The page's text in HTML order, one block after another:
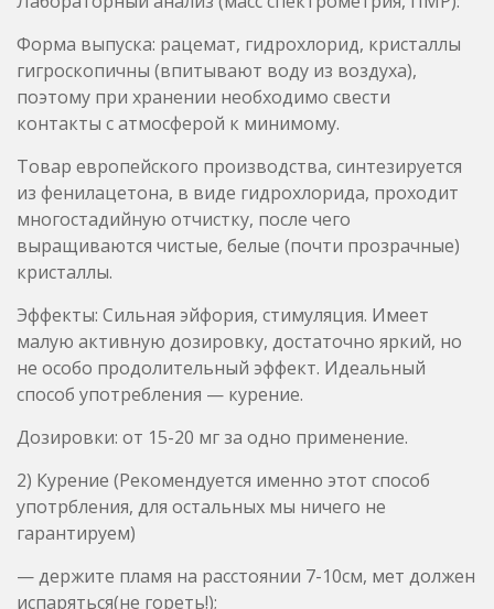
из фенилацетона, в виде гидрохлорида, проходит
многостадийную отчистку, после чего
выращиваются чистые, белые (почти прозрачные)
кристаллы.
Эффекты: Сильная эйфория, стимуляция. Имеет
малую активную дозировку, достаточно яркий, но
не особо продолительный эффект. Идеальный
способ употребления — курение.
2) Курение (Рекомендуется именно этот способ
употрбления, для остальных мы ничего не
гарантируем)
— держите пламя на расстоянии 7-10см, мет должен
— курить маленькими порциями по 15-20мг, ждать
пока пар повалит и держать в легких до 20 секунд.
ВНИМАНИЕ: не смешивать с антидепресантами,
афродизиаками, снотворным.